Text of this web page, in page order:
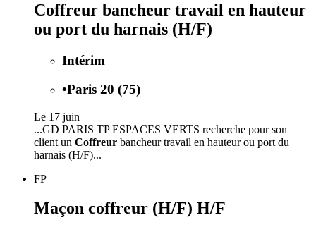
Coffreur bancheur travail en hauteur
ou port du harnais (H/F)
Intérim
•Paris 20 (75)
Le 17 juin
...GD PARIS TP ESPACES VERTS recherche pour son
client un Coffreur bancheur travail en hauteur ou port du
harnais (H/F)...
FP
Maçon coffreur (H/F) H/F